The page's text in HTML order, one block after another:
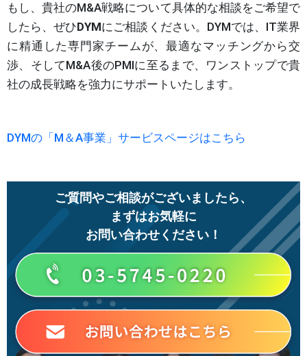
もし、貴社のM&A戦略について具体的な相談をご希望で
したら、ぜひDYMにご相談ください。DYMでは、IT業界
に精通した専門家チームが、最適なマッチングから交
渉、そしてM&A後のPMIに至るまで、ワンストップで貴
社の成長戦略を強力にサポートいたします。
DYMの「M＆A事業」サービスページはこちら
ご質問やご相談がございましたら、
まずはお気軽に
お問い合わせください！